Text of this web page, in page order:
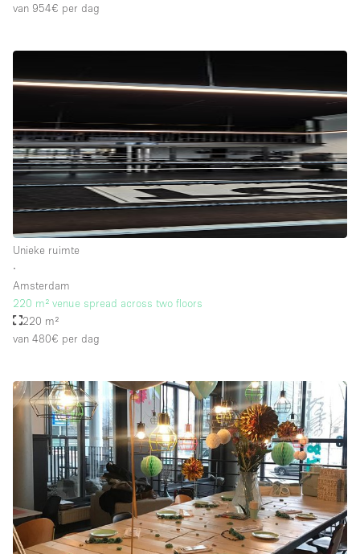
van 954€ per dag
Unieke ruimte
∙
Amsterdam
220 m² venue spread across two floors
220 m²
van 480€ per dag